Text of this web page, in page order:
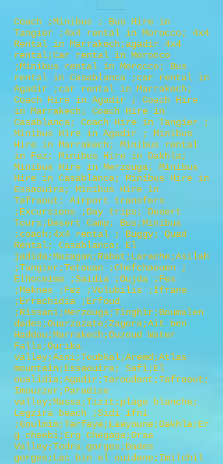
Coach ;Minibus ; Bus Hire in
Tangier ;4x4 rental in Morocco; 4x4
Rental in Marrakech;agadir 4x4
rental;Car rental in Morocco
;Minibus rental in Morocco; Bus
rental in Casablanca ;car rental in
Agadir ;car rental in Marrakech;
Coach Hire in Agadir ; Coach Hire
in Marrakech; Coach Hire in
Casablanca; Coach Hire in Tangier ;
Minibus Hire in Agadir ; Minibus
Hire in Marrakech; Minibus rental
in Fez; Minibus Hire in Dakhla;
Minibus Hire in Merzouga; Minibus
Hire in Casablanca; Minibus Hire in
Essaouira; Minibus Hire in
Tafraout; Airport transfers
;Excursions ;Day trips; Desert
Tours;Desert Camp; Bus;Minibus
;coach;4x4 rental ; Buggy; Quad
Rental; Casablanca; El
jadida;Mazagan;Rabat;Larache;Asilah
;Tangier;Tetouan ;Chefchaouen ;
Elhoceima ;Saidia ;Oujda ;Fes
;Meknes ;Fez ;Volubilis ;Ifrane
;Errachidia ;Erfoud
;Rissani;Merzouga;Tinghir;Boumalen
dades;Ouarzazate;Zagora;Ait ben
Haddou;Marrakech;Ouzoud Water
Falls;Ourika
valley;Asni;Toubkal;Aremd;Atlas
mountain;Essaouira; Safi;El
oualidia;Agadir;Taroudant;Tafraout;
Imouzzer;Paradise
valley;Massa;Tizit;plage blanche;
Legzira beach ;Sidi ifni
;Goulmim;Tarfaya;Laayoune;Dakhla;Er
g cheebi;Erg Chegaga;Draa
Valley;Todra gorges;Dades
gorges;Lac bin el ouidane;Imilchil